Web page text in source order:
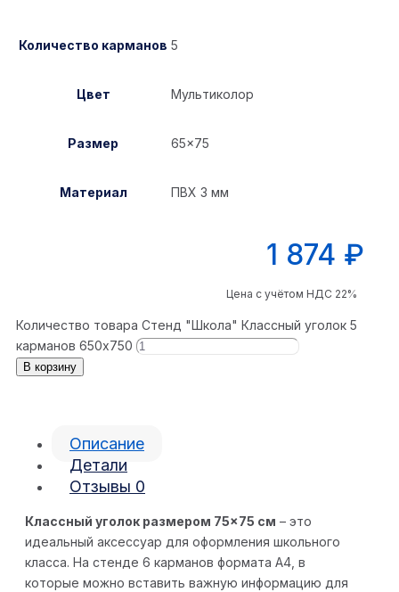
Количество карманов 5
Цвет Мультиколор
Размер 65×75
Материал ПВХ 3 мм
1 874 ₽
Цена с учётом НДС 22%
Количество товара Стенд "Школа" Классный уголок 5
карманов 650x750
В корзину
Описание
Детали
Отзывы 0
Классный уголок размером 75×75 см – это
идеальный аксессуар для оформления школьного
класса. На стенде 6 карманов формата А4, в
которые можно вставить важную информацию для